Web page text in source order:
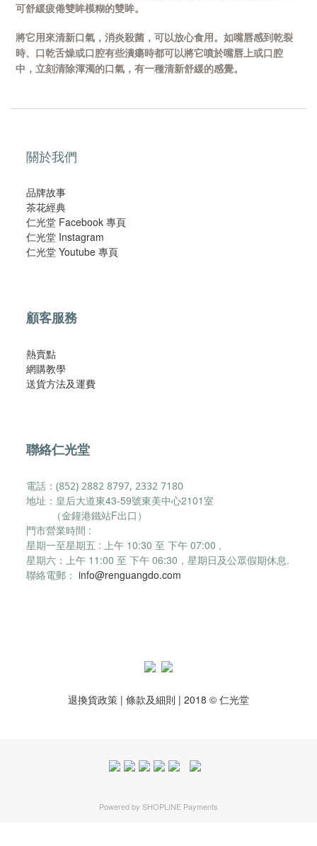
可舒緩疲倦雙眸模糊的雙眸。
將它用來清新口氣，消炎殺菌，可以放心食用。如嘴唇感到乾裂
時、口乾舌燥或口腔有些潰瘍時都可以將它噴於嘴唇上或口腔
中，立刻清除渾濁的口氣，有一種清新舒緩的感覺。
關於我們
品牌故事
茶花經典
仁光堂 Facebook 專頁
仁光堂 Instagram
仁光堂 Youtube 專頁
顧客服務
熱賣點
網購教學
​送貨方法及運費​
聯絡仁光堂
電話：(852) 2882 8797, 2332 7180
地址：皇后大道東43-59號東美中心2101室
（金鐘港鐵站F出口）
門市營業時間 :
星期一至星期五 : 上午 10:30 至 下午 07:00 ,
星期六： 上午 11:00 至 下午 06:30， 星期日及公眾假期休息.
聯絡電郵： info@renguangdo.com
退換貨政策 | 條款及細則 | 2018 © 仁光堂
Powered by SHOPLINE Payments